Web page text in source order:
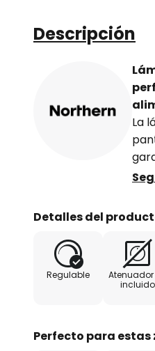
Descripción
La
El
Detalles del
Regulable
incluido
Perfecto para estas